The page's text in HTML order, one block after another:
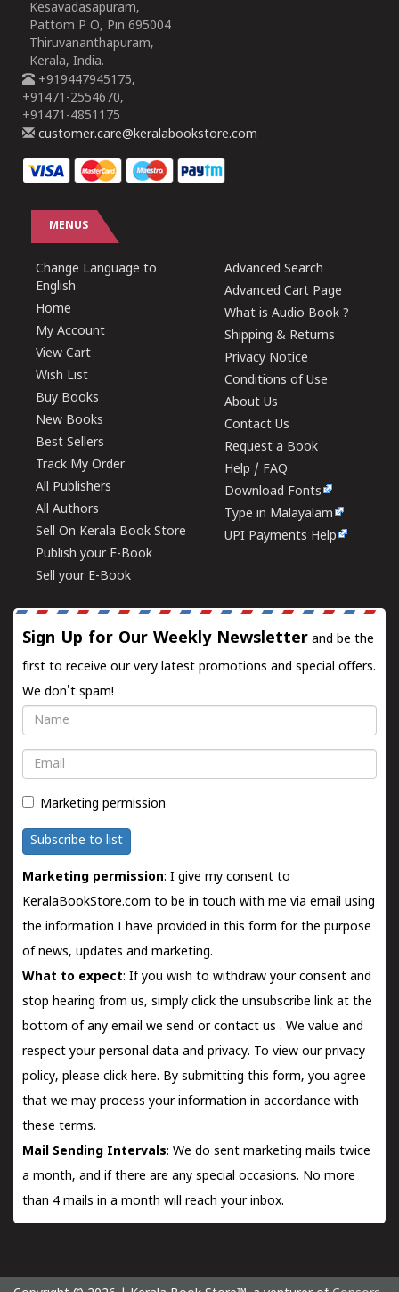
Kesavadasapuram,
Pattom P O, Pin 695004
Thiruvananthapuram,
Kerala, India.
+919447945175,
+91471-2554670,
+91471-4851175
customer.care@keralabookstore.com
MENUS
Change Language to
English
Home
My Account
View Cart
Wish List
Buy Books
New Books
Best Sellers
Track My Order
All Publishers
All Authors
Sell On Kerala Book Store
Publish your E-Book
Sell your E-Book
Advanced Search
Advanced Cart Page
What is Audio Book ?
Shipping & Returns
Privacy Notice
Conditions of Use
About Us
Contact Us
Request a Book
Help / FAQ
Download Fonts
Type in Malayalam
UPI Payments Help
Sign Up for Our Weekly Newsletter and be the
first to receive our very latest promotions and special offers.
We don't spam!
Name
Email
Marketing permission
Subscribe to list
Marketing permission: I give my consent to
KeralaBookStore.com to be in touch with me via email using
the information I have provided in this form for the purpose
of news, updates and marketing.
What to expect: If you wish to withdraw your consent and
stop hearing from us, simply click the unsubscribe link at the
bottom of any email we send orcontact us . We value and
respect your personal data and privacy. To view our privacy
policy, please click here. By submitting this form, you agree
that we may process your information in accordance with
these terms.
Mail Sending Intervals: We do sent marketing mails twice
a month, and if there are any special occasions. No more
than 4 mails in a month will reach your inbox.